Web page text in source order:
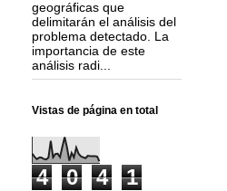
geográficas que
delimitarán el análisis del
problema detectado. La
importancia de este
análisis radi...
Vistas de página en total
4 0 4
1